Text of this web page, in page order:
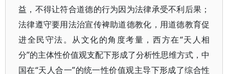
益，不得让符合道德的行为因为法律承受不利后果；
法律遵守要用法治宣传裨助道德教化，用道德教育促
进全民守法。从文化的角度考量，西方在“天人相
分”的主体性价值观支配下形成了分析性思维方式，中
国在“天人合一”的统一性价值观主导下形成了综合性